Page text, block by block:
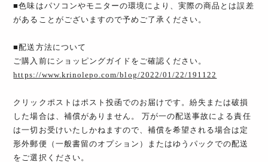
■色味はパソコンやモニターの環境により、実際の商品とは誤差
があることがございますので予めご了承ください。
■配送方法について
ご購入前にショッピングガイドをご確認ください。
https://www.krinolepo.com/blog/2022/01/22/191122
クリックポストはポスト投函でのお届けです。紛失または破損
した場合は、補償がありません。 万が一の配送事故による責任
は一切お受けいたしかねますので、補償を希望される場合は定
形外郵便（一般書留のオプション）またはゆうパックでの配送
をご選択ください。